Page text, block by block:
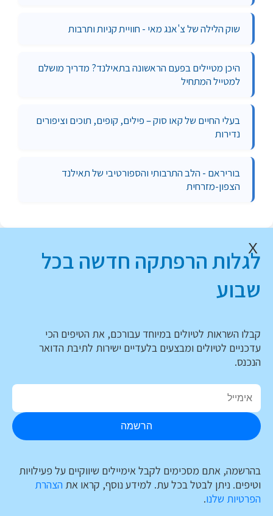
שוק הלילה של צ'אנג מאי - חוויית קניות ותרבות
היכן מטיילים בפעם הראשונה בתאילנד? מדריך מושלם
למטייל המתחיל
בעלי החיים של קאו סוק – פילים, קופים, תוכים וציפורים
נדירות
בוריראם - הלב התרבותי והספורטיבי של תאילנד
הצפון-מזרחית
X
לגלות הרפתקה חדשה בכל
שבוע
קבלו השראות לטיולים במיוחד עבורכם, את הטיפים הכי
עדכניים לטיולים ומבצעים בלעדיים ישירות לתיבת הדואר
הנכנס.
הרשמה
בהרשמה, אתם מסכימים לקבל אימיילים שיווקיים על פעילויות
וטיפים. ניתן לבטל בכל עת. למידע נוסף, קראו את הצהרת
הפרטיות שלנו.